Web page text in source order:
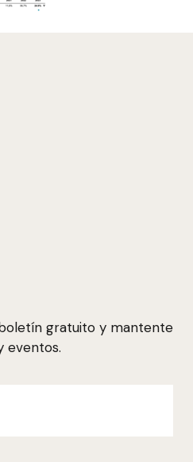
gratuito y mantente
eventos.